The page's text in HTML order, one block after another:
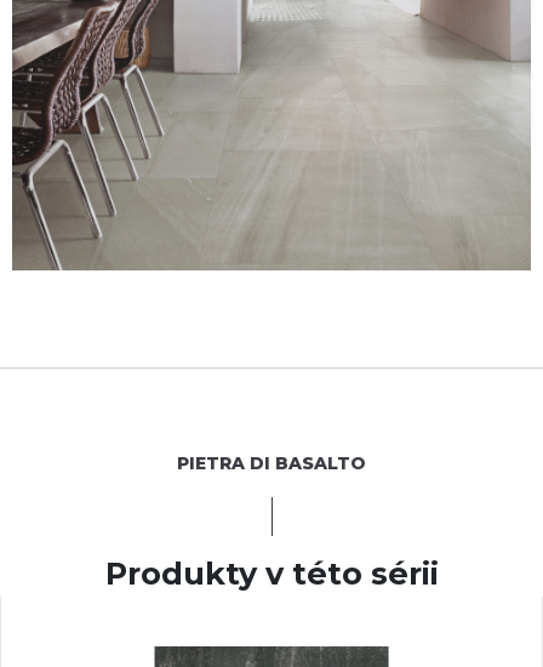
PIETRA DI BASALTO
Produkty v této sérii